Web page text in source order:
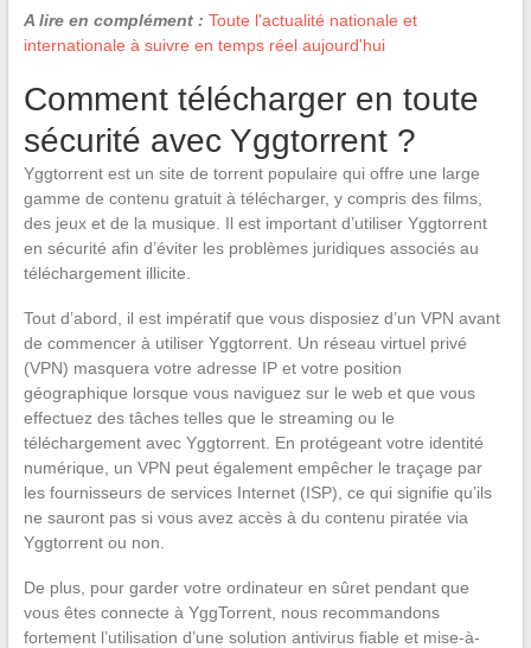
A lire en complément : Toute l'actualité nationale et
internationale à suivre en temps réel aujourd'hui
Comment télécharger en toute
sécurité avec Yggtorrent ?
Yggtorrent est un site de torrent populaire qui offre une large
gamme de contenu gratuit à télécharger, y compris des films,
des jeux et de la musique. Il est important d’utiliser Yggtorrent
en sécurité afin d’éviter les problèmes juridiques associés au
téléchargement illicite.
Tout d’abord, il est impératif que vous disposiez d’un VPN avant
de commencer à utiliser Yggtorrent. Un réseau virtuel privé
(VPN) masquera votre adresse IP et votre position
géographique lorsque vous naviguez sur le web et que vous
effectuez des tâches telles que le streaming ou le
téléchargement avec Yggtorrent. En protégeant votre identité
numérique, un VPN peut également empêcher le traçage par
les fournisseurs de services Internet (ISP), ce qui signifie qu’ils
ne sauront pas si vous avez accès à du contenu piratée via
Yggtorrent ou non.
De plus, pour garder votre ordinateur en sûret pendant que
vous êtes connecte à YggTorrent, nous recommandons
fortement l’utilisation d’une solution antivirus fiable et mise-à-